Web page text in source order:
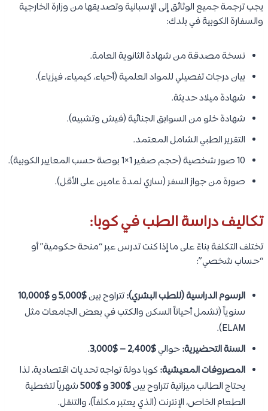
يجب ترجمة جميع الوثائق إلى الإسبانية وتصديقها من وزارة الخارجية
والسفارة الكوبية في بلدك:
نسخة مصدقة من شهادة الثانوية العامة.
بيان درجات تفصيلي للمواد العلمية (أحياء، كيمياء، فيزياء).
شهادة ميلاد حديثة.
شهادة خلو من السوابق الجنائية (فيش وتشبيه).
التقرير الطبي الشامل المعتمد.
10 صور شخصية (حجم صغير 1×1 بوصة حسب المعايير الكوبية).
صورة من جواز السفر (ساري لمدة عامين على الأقل).
تكاليف دراسة الطب في كوبا:
تختلف التكلفة بناءً على ما إذا كنت تدرس عبر “منحة حكومية” أو
“حساب شخصي”:
الرسوم الدراسية (للطب البشري):تتراوح بين$5,000 و $10,000
سنوياً (تشمل أحياناً السكن والكتب في بعض الجامعات مثل
ELAM).
السنة التحضيرية:حوالي$2,400 – $3,000
.
المصروفات المعيشية: كوبا دولة تواجه تحديات اقتصادية، لذا
يحتاج الطالب ميزانية تتراوح بين$300 و $500
شهرياً لتغطية
الطعام الخاص، الإنترنت (الذي يعتبر مكلفاً)، والتنقل.